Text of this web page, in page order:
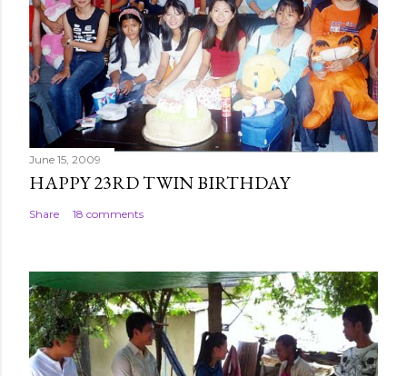
m
e
n
t
June 15, 2009
HAPPY 23RD TWIN BIRTHDAY
Share 18 comments